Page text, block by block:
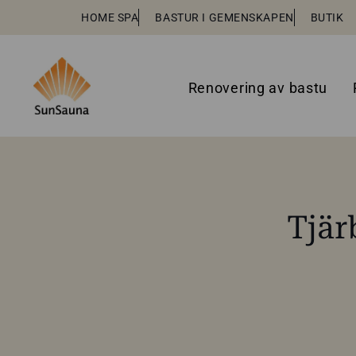
HOME SPA BASTUR I GEMENSKAPEN BUTIK
Renovering av bastu